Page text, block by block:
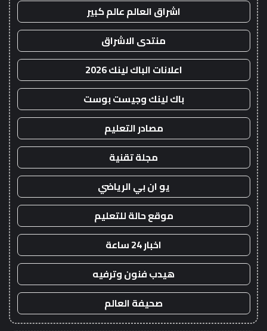
اشراق العالم عالم كبير
منتدى الاشراق
اعلانات الباك لينك 2026
باك لينك وجيست بوست
مصادر التعليم
مجلة تقنية
يو ان بي الرياضي
موقع حالة للتعليم
اخبار 24 ساعة
هيدب فنون وترفيه
صحيفة العالم